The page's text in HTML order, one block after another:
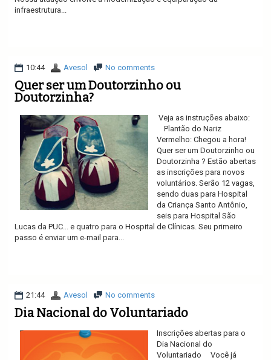
infraestrutura...
10:44 Avesol No comments
Quer ser um Doutorzinho ou
Doutorzinha?
Veja as instruções abaixo:
Plantão do Nariz
Vermelho: Chegou a hora!
Quer ser um Doutorzinho ou
Doutorzinha ? Estão abertas
as inscrições para novos
voluntários. Serão 12 vagas,
sendo duas para Hospital
da Criança Santo Antônio,
seis para Hospital São
Lucas da PUC... e quatro para o Hospital de Clínicas. Seu primeiro
passo é enviar um e-mail para...
21:44 Avesol No comments
Dia Nacional do Voluntariado
Inscrições abertas para o
Dia Nacional do
Voluntariado Você já